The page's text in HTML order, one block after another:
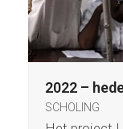
2022 –
SCHOLING